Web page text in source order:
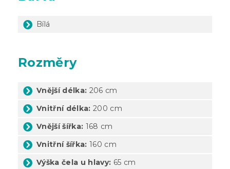
Bílá
Rozměry
Vnější délka: 206 cm
Vnitřní délka: 200 cm
Vnější šířka: 168 cm
Vnitřní šířka:160 cm
Výška čela u hlavy: 65 cm